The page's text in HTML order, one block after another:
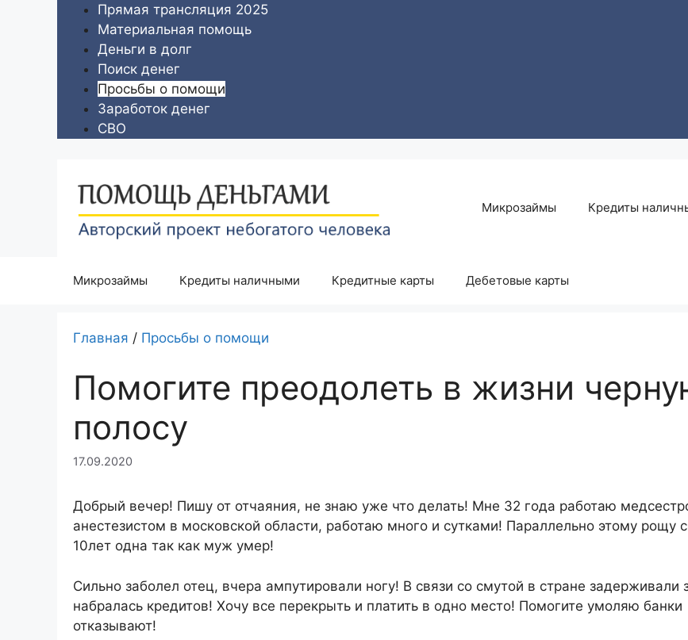
содержимому
Прямая трансляция 2025
Материальная помощь
Деньги в долг
Поиск денег
Просьбы о помощи
Заработок денег
СВО
Микрозаймы Кредиты
Микрозаймы Кредиты наличными Кредитные карты Дебетовые карты
Главная / Просьбы о помощи
Помогите преодолеть в жизни
полосу
17.09.2020
Добрый вечер! Пишу от отчаяния, не знаю уже что делать! Мне 32 года работаю
анестезистом в московской области, работаю много и сутками! Параллельно этому рощу
10лет одна так как муж умер!
Сильно заболел отец, вчера ампутировали ногу! В связи со смутой в стране задерживали
набралась кредитов! Хочу все перекрыть и платить в одно место! Помогите умоляю банки
отказывают!